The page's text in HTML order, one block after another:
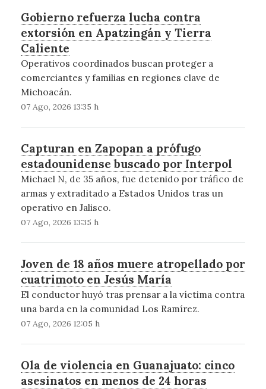
Gobierno refuerza lucha contra
extorsión en Apatzingán y Tierra
Caliente
Operativos coordinados buscan proteger a
comerciantes y familias en regiones clave de
Michoacán.
07 Ago, 2026 13:35 h
Capturan en Zapopan a prófugo
estadounidense buscado por Interpol
Michael N, de 35 años, fue detenido por tráfico de
armas y extraditado a Estados Unidos tras un
operativo en Jalisco.
07 Ago, 2026 13:35 h
Joven de 18 años muere atropellado por
cuatrimoto en Jesús María
El conductor huyó tras prensar a la víctima contra
una barda en la comunidad Los Ramírez.
07 Ago, 2026 12:05 h
Ola de violencia en Guanajuato: cinco
asesinatos en menos de 24 horas